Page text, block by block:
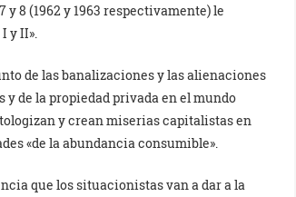
8 (1962 y 1963 respectivamente) le
y II».
de las banalizaciones y las alienaciones
de la propiedad privada en el mundo
y crean miserias capitalistas en
«de la abundancia consumible».
que los situacionistas van a dar a la